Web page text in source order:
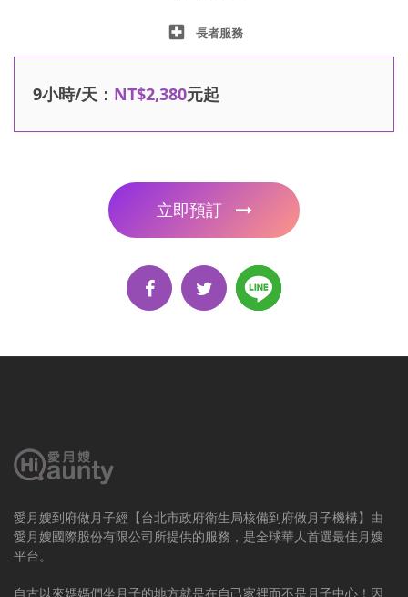
local_hospital 長者服務
9小時/天： NT$2,380元起
立即預訂
愛月嫂到府做月子經【台北市政府衛生局核備到府做月子機構】由
愛月嫂國際股份有限公司所提供的服務，是全球華人首選最佳月嫂
平台。
自古以來媽媽們坐月子的地方就是在自己家裡而不是月子中心！因